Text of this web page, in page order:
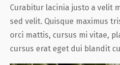
Curabitur lacinia justo a velit
sed velit. Quisque maximus
orci mattis, cursus mi vitae,
cursus erat eget dui blandit